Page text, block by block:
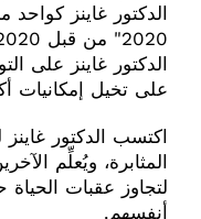
الدكتور غاينز على
على تخيل إمكانيات
اكتسب الدكتور
المثابرة، ويُعلِّم
لتجاوز عقبات
أنفسهم.